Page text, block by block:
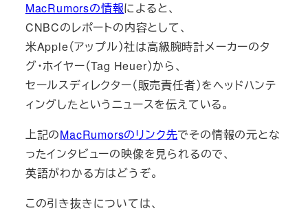
MacRumorsの情報によると、
CNBCのレポートの内容として、
米Apple（アップル）社は高級腕時計メーカーのタ
グ・ホイヤー（Tag Heuer）から、
セールスディレクター（販売責任者）をヘッドハンテ
ィングしたというニュースを伝えている。
上記のMacRumorsのリンク先でその情報の元とな
ったインタビューの映像を見られるので、
英語がわかる方はどうぞ。
この引き抜きについては、